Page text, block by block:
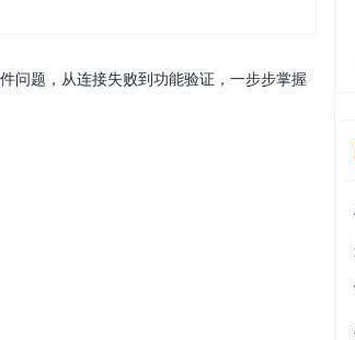
问题，从连接失败到功能验证，一步步掌握